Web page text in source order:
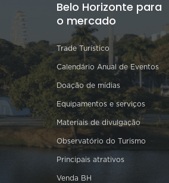
Belo Horizonte para
o mercado
Trade Turístico
Calendário Anual de Eventos
Doação de mídias
Equipamentos e serviços
Materiais de divulgação
Observatório do Turismo
Principais atrativos
Venda BH